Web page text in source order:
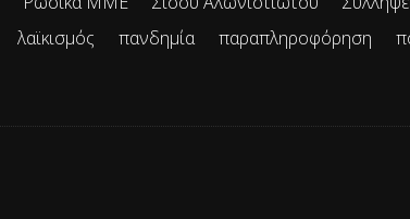
λαϊκισμός πανδημία παραπληροφόρηση